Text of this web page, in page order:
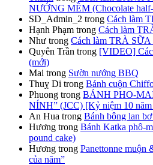
NƯỚNG MỀM (Chocolate half-
SD_Admin_2 trong Cách làm
Hạnh Phạm trong Cách làm
Như trong Cách làm TRÀ
Quyên Trần trong [VIDEO]
(mới)
Mai trong Sườn nướng BBQ
Thuỵ Di trong Bánh cuộn
Phuong trong BÁNH PHO-
NÍNH” (JCC) [Kỷ niệm 10
An Hua trong Bánh bông lan
Hương trong Bánh Katka phô-
pound cake)
Hương trong Panettonne muộn
của năm”